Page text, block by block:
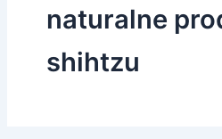
naturalne
shihtzu